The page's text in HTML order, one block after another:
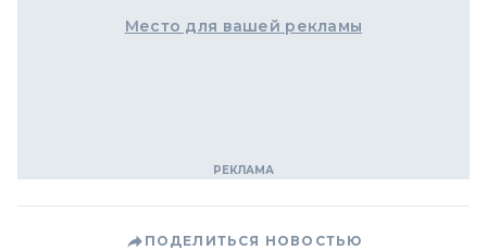
Место для вашей рекламы
ПОДЕЛИТЬСЯ НОВОСТЬЮ